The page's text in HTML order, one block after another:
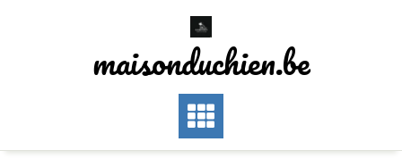
maisonduchien.be